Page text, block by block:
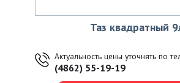
Таз квадратный
Актуальность цены уточнять по
(4862) 55-19-19